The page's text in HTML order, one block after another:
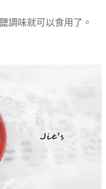
調味就可以食用了。